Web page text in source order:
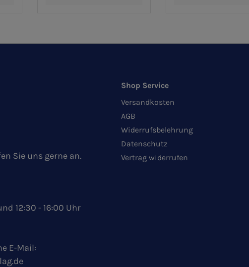
Sie uns gerne an.
12:30 - 16:00 Uhr
E-Mail:
Shop Service
Versandkosten
AGB
Widerrufsbelehrung
Datenschutz
Vertrag widerrufen